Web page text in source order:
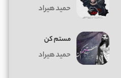
حمید هیراد
مستم کن
حمید هیراد